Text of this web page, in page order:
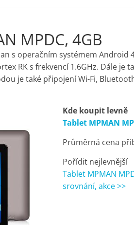
MPDC, 4GB
s operačním systémem Android
RK s frekvencí 1.6GHz. Dále je
je také připojení Wi-Fi,
Kde koupit levně
Tablet MPMAN
Průměrná cena
Pořídit nejlevnější
Tablet MPMAN
srovnání, akce >>